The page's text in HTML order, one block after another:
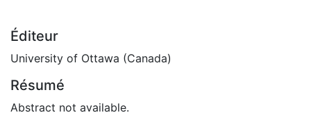
Éditeur
University of Ottawa (Canada)
Résumé
Abstract not available.